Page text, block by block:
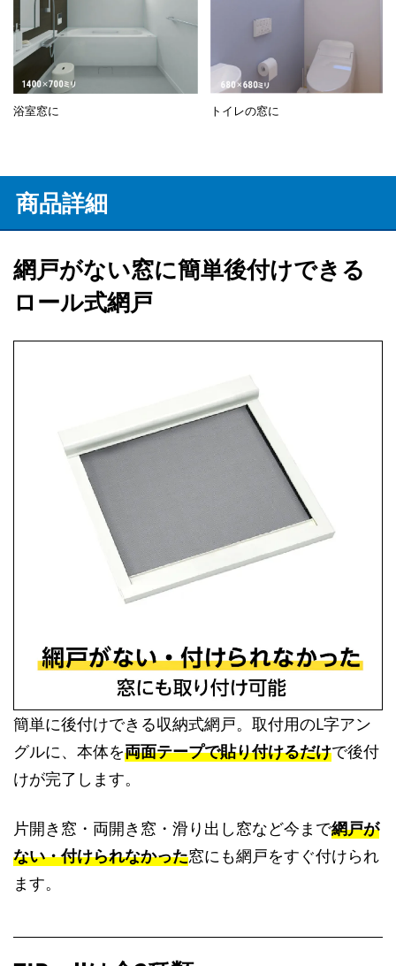
浴室窓に トイレの窓に
商品詳細
網戸がない窓に簡単後付けできる
ロール式網戸
簡単に後付けできる収納式網戸。取付用のL字アン
グルに、本体を両面テープで貼り付けるだけで後付
けが完了します。
片開き窓・両開き窓・滑り出し窓など今まで網戸が
ない・付けられなかった窓にも網戸をすぐ付けられ
ます。